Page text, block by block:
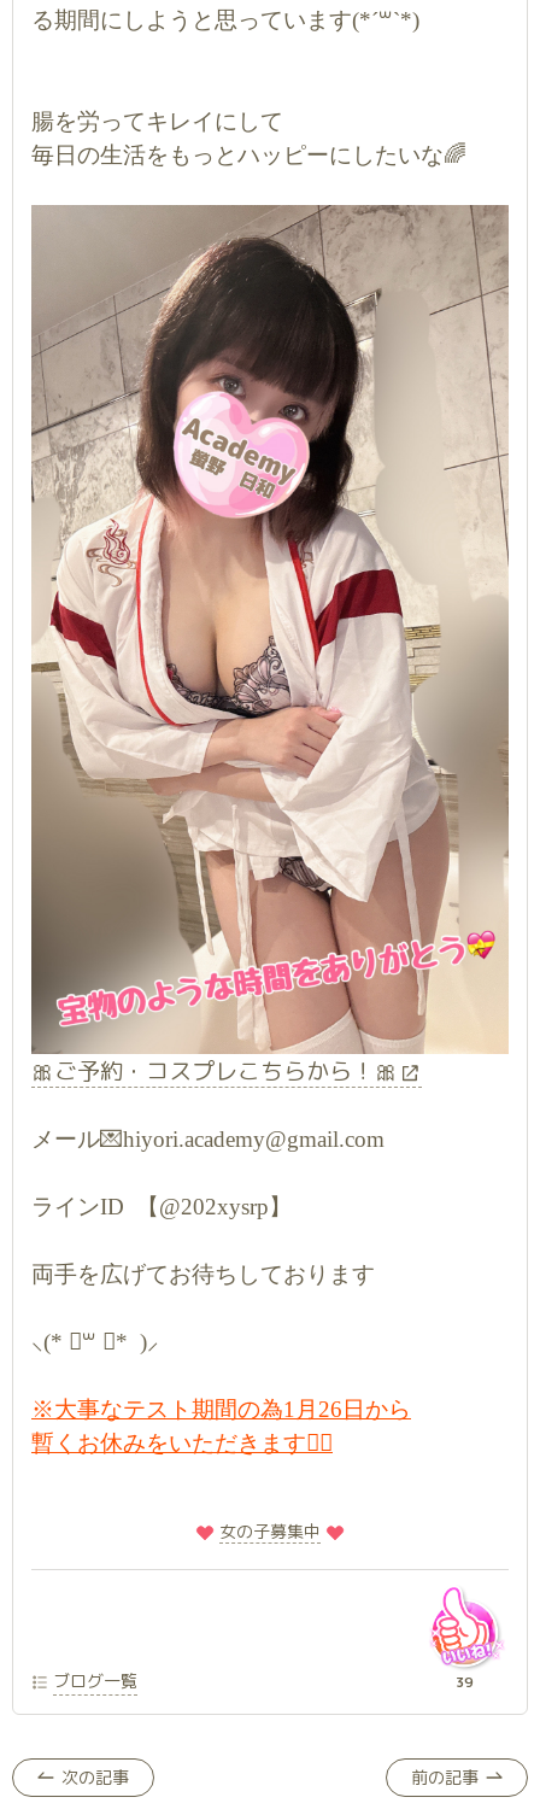
る期間にしようと思っています(*´꒳`*)
腸を労ってキレイにして
毎日の生活をもっとハッピーにしたいな🌈
🎀ご予約・コスプレこちらから！🎀
メール💌hiyori.academy@gmail.com
ラインID 【@202xysrp】
両手を広げてお待ちしております
⸜(* ॑꒳ ॑* )⸝
※大事なテスト期間の為1月26日から
暫くお休みをいただきます🙇‍♀️
️女の子募集中
ブログ一覧 39
次の記事 前の記事